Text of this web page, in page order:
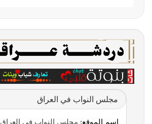
مجلس النواب في العراق
اسم الموقع: مجلس النواب في العراق